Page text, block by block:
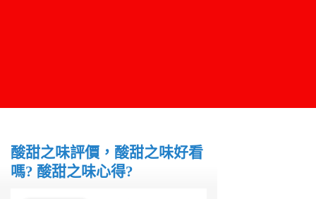
酸甜之味評價，酸甜之味好看
嗎? 酸甜之味心得?